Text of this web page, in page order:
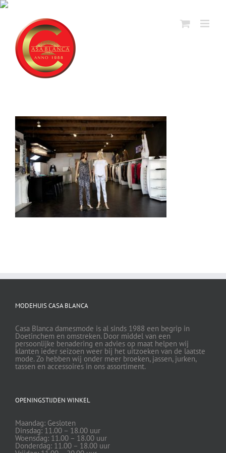
Ga
naar
MODEHUIS CASA BLANCA
Casa Blanca damesmode is al sinds 1988 een begrip in
Doetinchem en omstreken. Door middel van een
persoonlijke benadering en advies op maat helpen wij
klanten ieder seizoen weer bij het uitzoeken van de laatste
mode. Zo hebben wij onder meer broeken, jassen, jurken,
tassen en accessoires in ons assortiment.
OPENINGSTIJDEN WINKEL
Maandag: Gesloten
Dinsdag: 11.00 – 18.00 uur
Woensdag: 11.00 – 18.00 uur
Donderdag: 11.00 – 18.00 uur